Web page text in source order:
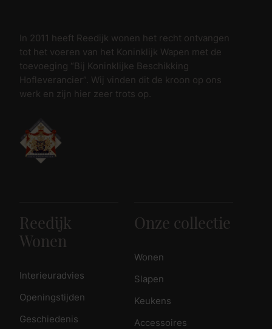
In 2011 heeft Reedijk wonen het recht ontvangen
tot het voeren van het Koninklijk Wapen met de
toevoeging “Bij Koninklijke Beschikking
Hofleverancier”. Wij vinden dit de kroon op ons
werk en zijn hier zeer trots op.
Reedijk
Wonen
Interieuradvies
Openingstijden
Geschiedenis
Onze collectie
Wonen
Slapen
Keukens
Accessoires